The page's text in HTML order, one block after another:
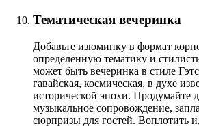
Тематическая вечеринка
Добавьте изюминку в формат
определенную тематику и
может быть вечеринка в стиле
гавайская, космическая, в духе
исторической эпохи. Продумайте
музыкальное сопровождение,
сюрпризы для гостей. Воплотить